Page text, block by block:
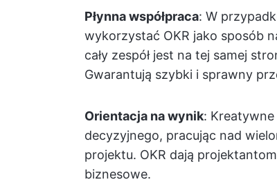
Płynna współpraca: W
wykorzystać OKR jako sposób
cały zespół jest na tej samej
Gwarantują szybki i sprawny
Orientacja na wynik: Kreatywne
decyzyjnego, pracując nad
projektu. OKR dają
biznesowe.